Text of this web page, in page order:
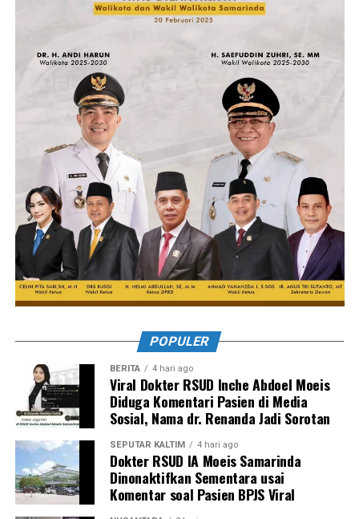
POPULER
BERITA 4 hari ago
Viral Dokter RSUD Inche Abdoel Moeis
Diduga Komentari Pasien di Media
Sosial, Nama dr. Renanda Jadi Sorotan
SEPUTAR KALTIM 4 hari ago
Dokter RSUD IA Moeis Samarinda
Dinonaktifkan Sementara usai
Komentar soal Pasien BPJS Viral